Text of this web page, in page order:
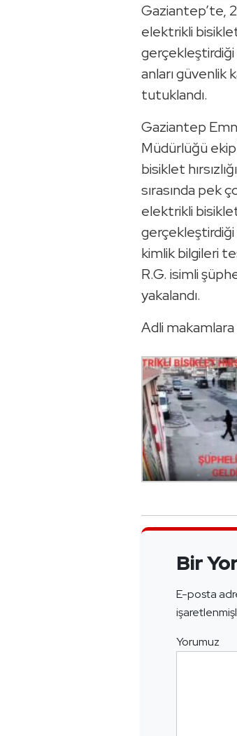
Gaziantep’te,
elektrikli bisiklet
gerçekleştirdiği
anları güvenlik
tutuklandı.
Gaziantep
Müdürlüğü
bisiklet
sırasında pek
elektrikli bisiklet
gerçekleştirdiği
kimlik bilgileri
R.G. isimli
yakalandı.
Adli
Bir
E-posta
Yorumuz